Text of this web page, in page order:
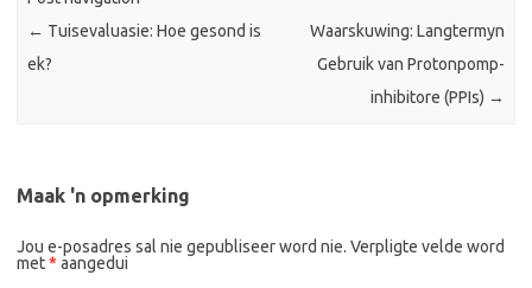
← Tuisevaluasie: Hoe gesond is
ek?
Waarskuwing: Langtermyn
Gebruik van Protonpomp-
inhibitore (PPIs) →
Maak 'n opmerking
Jou e-posadres sal nie gepubliseer word nie. Verpligte velde word
met* aangedui